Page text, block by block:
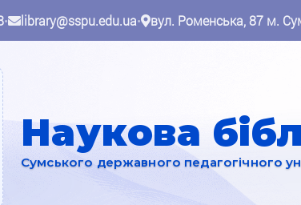
• library@sspu.edu.ua• вул. Роменська, 87 м.
Наукова
Сумського державного педагогічного